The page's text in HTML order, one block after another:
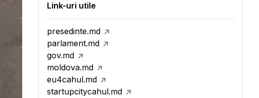
Link-uri utile
presedinte.md
parlament.md
gov.md
moldova.md
eu4cahul.md
startupcitycahul.md